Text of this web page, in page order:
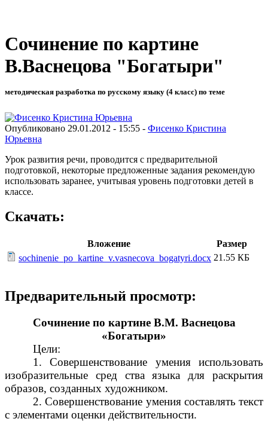
Сочинение по картине
В.Васнецова "Богатыри"
методическая разработка по русскому языку (4 класс) по теме
Опубликовано 29.01.2012 - 15:55 - Фисенко Кристина
Юрьевна
Урок развития речи, проводится с предварительной
подготовкой, некоторые предложенные задания рекомендую
использовать заранее, учитывая уровень подготовки детей в
классе.
Скачать:
Вложение
Размер
sochinenie_po_kartine_v.vasnecova_bogatyri.docx 21.55 КБ
Предварительный просмотр:
Сочинение по картине В.М. Васнецова
«Богатыри»
Цели:
1. Совершенствование умения использовать
изобразительные сред ства языка для раскрытия
образов, созданных художником.
2. Совершенствование умения составлять текст
с элементами оценки действительности.